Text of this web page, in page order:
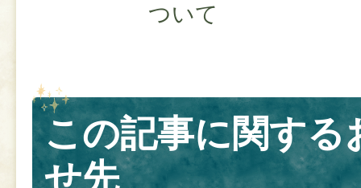
ついて
この記事に関する
せ先